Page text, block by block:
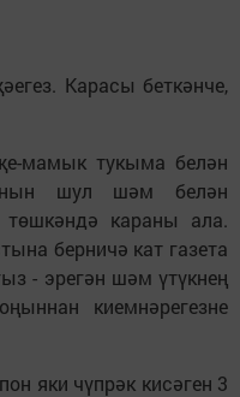
Карасы беткәнче,
мамык тукыма белән
шул шәм белән
караны ала.
берничә кат газета
- эрегән шәм үтүкнең
киемнәрегезне
яки чүпрәк кисәген 3